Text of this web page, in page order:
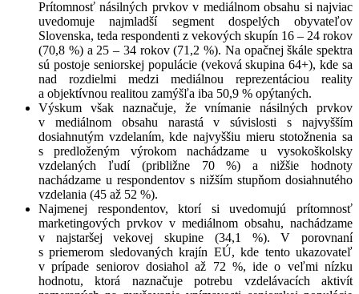
Prítomnosť násilných prvkov v mediálnom obsahu si najviac
uvedomuje najmladší segment dospelých obyvateľov
Slovenska, teda respondenti z vekových skupín 16 – 24 rokov
(70,8 %) a 25 – 34 rokov (71,2 %). Na opačnej škále spektra
sú postoje seniorskej populácie (veková skupina 64+), kde sa
nad rozdielmi medzi mediálnou reprezentáciou reality
a objektívnou realitou zamýšľa iba 50,9 % opýtaných.
Výskum však naznačuje, že vnímanie násilných prvkov
v mediálnom obsahu narastá v súvislosti s najvyšším
dosiahnutým vzdelaním, kde najvyššiu mieru stotožnenia sa
s predloženým výrokom nachádzame u vysokoškolsky
vzdelaných ľudí (približne 70 %) a nižšie hodnoty
nachádzame u respondentov s nižším stupňom dosiahnutého
vzdelania (45 až 52 %).
Najmenej respondentov, ktorí si uvedomujú prítomnosť
marketingových prvkov v mediálnom obsahu, nachádzame
v najstaršej vekovej skupine (34,1 %). V porovnaní
s priemerom sledovaných krajín EÚ, kde tento ukazovateľ
v prípade seniorov dosiahol až 72 %, ide o veľmi nízku
hodnotu, ktorá naznačuje potrebu vzdelávacích aktivít